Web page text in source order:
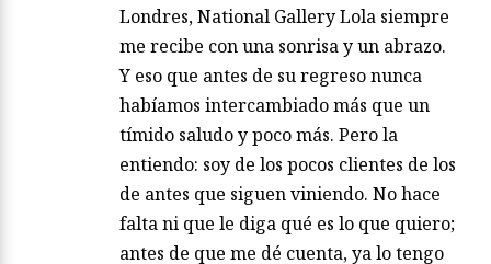
Londres, National Gallery Lola siempre
me recibe con una sonrisa y un abrazo.
Y eso que antes de su regreso nunca
habíamos intercambiado más que un
tímido saludo y poco más. Pero la
entiendo: soy de los pocos clientes de los
de antes que siguen viniendo. No hace
falta ni que le diga qué es lo que quiero;
antes de que me dé cuenta, ya lo tengo